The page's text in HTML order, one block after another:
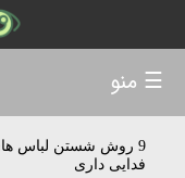
9 روش شستن لباس
فدایی داری
☰ منو